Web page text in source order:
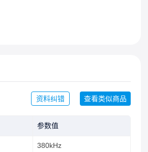
资料纠错 查看类似商品
参数值
380kHz